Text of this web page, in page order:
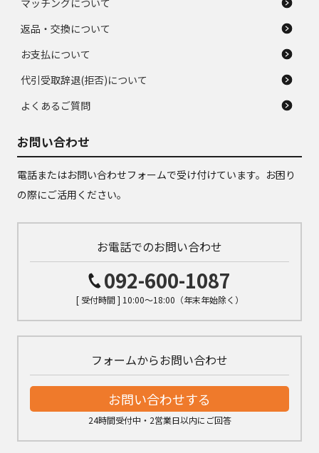
返品・交換について
お支払について
代引受取辞退(拒否)について
よくあるご質問
お問い合わせ
電話またはお問い合わせフォームで受け付けています。お困り
の際にご活用ください。
お電話でのお問い合わせ
092-600-1087
[ 受付時間 ] 10:00～18:00（年末年始除く）
フォームからお問い合わせ
お問い合わせする
24時間受付中・2営業日以内にご回答